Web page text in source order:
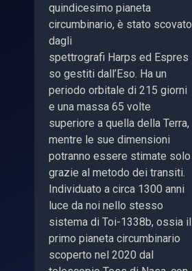
quindicesimo pianeta
circumbinario, è stato scovato
dagli
spettrografi Harps ed Espres
so gestiti dall’Eso. Ha un
periodo orbitale di 215 giorni
e una massa 65 volte
superiore a quella della Terra,
mentre le sue dimensioni
potranno essere stimate solo
grazie al metodo dei transiti.
Individuato a circa 1300 anni
luce da noi nello stesso
sistema di Toi-1338b, ossia il
primo pianeta circumbinario
scoperto nel 2020 dal